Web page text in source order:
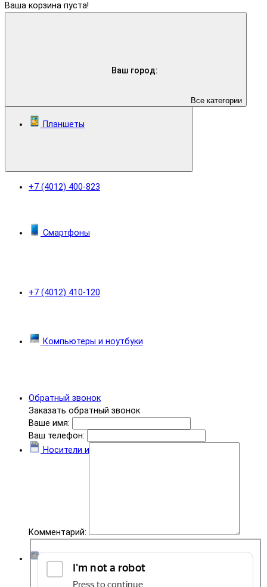
Ваш город:
+7 (4012) 400-823
+7 (4012) 410-120
Обратный звонок
Заказать обратный звонок
Ваше имя:
Ваш телефон:
Комментарий:
Ваша корзина пуста!
Все категории
Планшеты
Смартфоны
Компьютеры и ноутбуки
Носители информации
Комплектующие